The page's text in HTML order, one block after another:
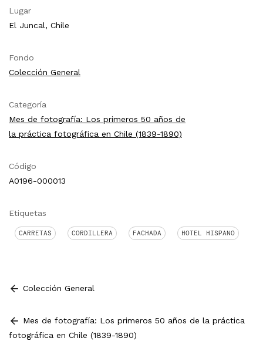
Lugar
El Juncal, Chile
Fondo
Colección General
Categoría
Mes de fotografía: Los primeros 50 años de
la práctica fotográfica en Chile (1839-1890)
Código
A0196-000013
Etiquetas
CARRETAS CORDILLERA FACHADA HOTEL HISPANO
Colección General
Mes de fotografía: Los primeros 50 años de la práctica
fotográfica en Chile (1839-1890)